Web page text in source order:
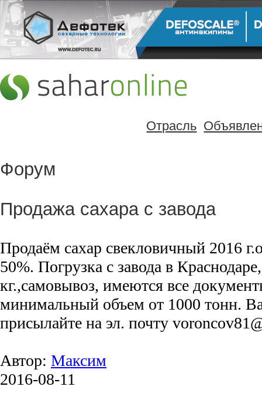
Отрасль
Форум
Продажа сахара с завода
Продаём сахар свекловичный 2016
50%. Погрузка с завода в
кг.,самовывоз, имеются все
минимальный объем от 1000 тонн.
присылайте на эл. почту
Автор: Максим
2016-08-11